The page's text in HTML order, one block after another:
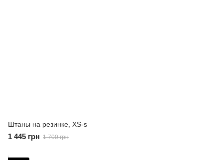
Штаны на резинке, XS-s
1 445 грн 1 700 грн